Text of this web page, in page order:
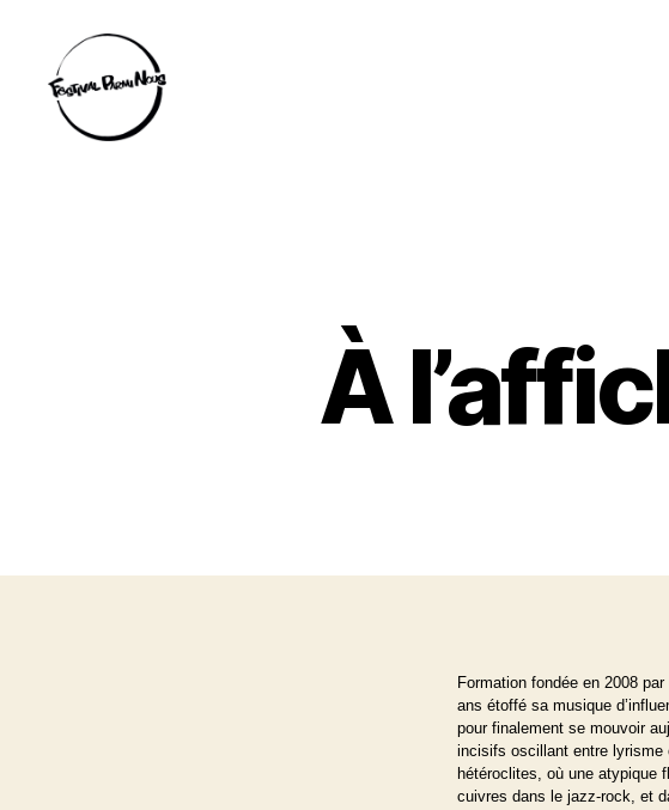
À
Formation fondée en 2008
ans étoffé sa musique
pour finalement se mouvoir
incisifs oscillant entre lyrisme
hétéroclites , où une
cuivres dans le jazz-rock, et